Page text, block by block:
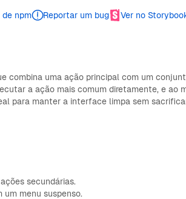
npm Reportar um bug Ver no
combina uma ação principal com um
a ação mais comum diretamente, e ao
para manter a interface limpa sem
secundárias.
um menu suspenso.